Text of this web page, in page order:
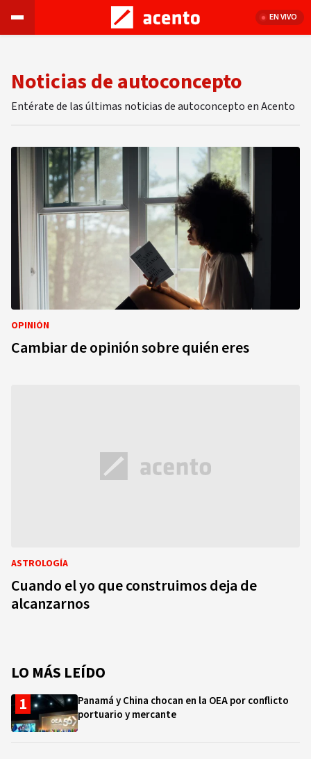
EN VIVO
Noticias de autoconcepto
Entérate de las últimas noticias de autoconcepto en Acento
OPINIÓN
Cambiar de opinión sobre quién eres
ASTROLOGÍA
Cuando el yo que construimos deja de
alcanzarnos
LO MÁS LEÍDO
Panamá y China chocan en la OEA por conflicto
portuario y mercante